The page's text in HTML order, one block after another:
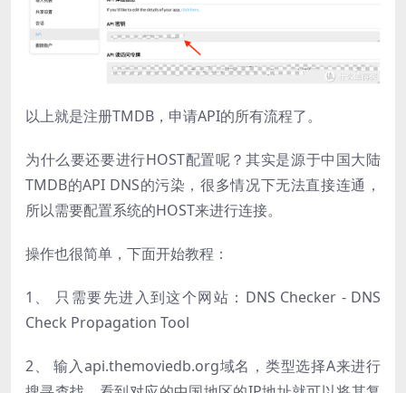
以上就是注册TMDB，申请API的所有流程了。
为什么要还要进行HOST配置呢？其实是源于中国大陆
TMDB的API DNS的污染，很多情况下无法直接连通，
所以需要配置系统的HOST来进行连接。
操作也很简单，下面开始教程：
1、 只需要先进入到这个网站：DNS Checker - DNS
Check Propagation Tool
2、 输入api.themoviedb.org域名，类型选择A来进行